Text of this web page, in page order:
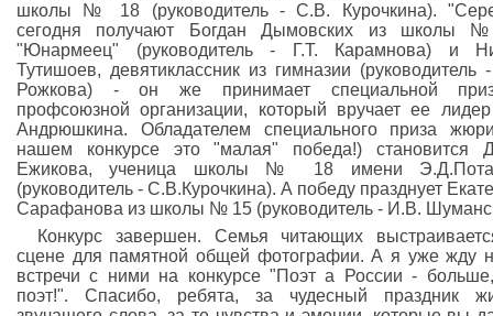
школы № 18 (руководитель - С.В. Курочкина).
сегодня получают Богдан Дымовских из школы
"Юнармеец" (руководитель - Г.Т. Карамнова) и
Тутишоев, девятиклассник из гимназии (руководитель
Рожкова) - он же принимает специальной
профсоюзной организации, который вручает ее
Андрюшкина. Обладателем специального приза
нашем конкурсе это "малая" победа!) становится
Ежикова, ученица школы № 18 имени
(руководитель - С.В.Курочкина). А победу празднует
Сарафанова из школы № 15 (руководитель - И.В.
Конкурс завершен. Семья читающих
сцене для памятной общей фотографии. А я уже жду
встречи с ними на конкурсе "Поэт а России -
поэт!". Спасибо, ребята, за чудесный праздник